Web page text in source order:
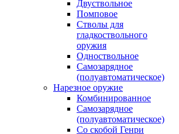
Двуствольное
Помповое
Стволы для
гладкоствольного
оружия
Одноствольное
Самозарядное
(полуавтоматическое)
Нарезное оружие
Комбинированное
Самозарядное
(полуавтоматическое)
Со скобой Генри